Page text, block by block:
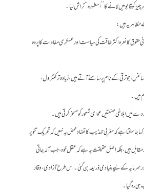
قابو میں لانے کا ’’اسطورہ‘‘ تراش لیا۔
یہ ہیں:
کا نعرہ اکثر طاقت کی سیاست اور عسکری مفادات کا پردہ
جو ترقی کے نام پر سامنے آتے ہیں، زیادہ تر کنٹرول،
ہیں۔
ابلاغی صنعتیں عوامی شعور کو مسخر کرتی ہیں۔
جا سکتا ہے کہ مغربی تہذیب کا تضاد محض یہ نہیں کہ تحریک تنویر
ہیں، بلکہ اصل حقیقت یہ ہے کہ عقل خود، جب آلہ جاتی
سرمایہ کے لیے بنیادی ذریعہ بن گئی۔ اس طرح آزادی، وقار
رہ گیا۔